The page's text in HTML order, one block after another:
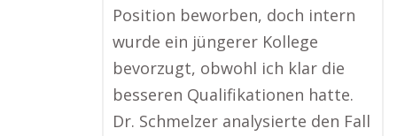
Position beworben, doch intern
wurde ein jüngerer Kollege
bevorzugt, obwohl ich klar die
besseren Qualifikationen hatte.
Dr. Schmelzer analysierte den Fall